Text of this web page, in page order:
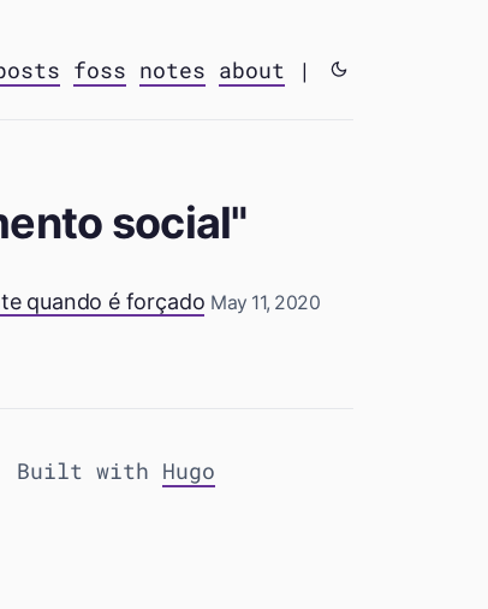
foss notes about |
social"
quando é forçado May 11, 2020
Built with Hugo